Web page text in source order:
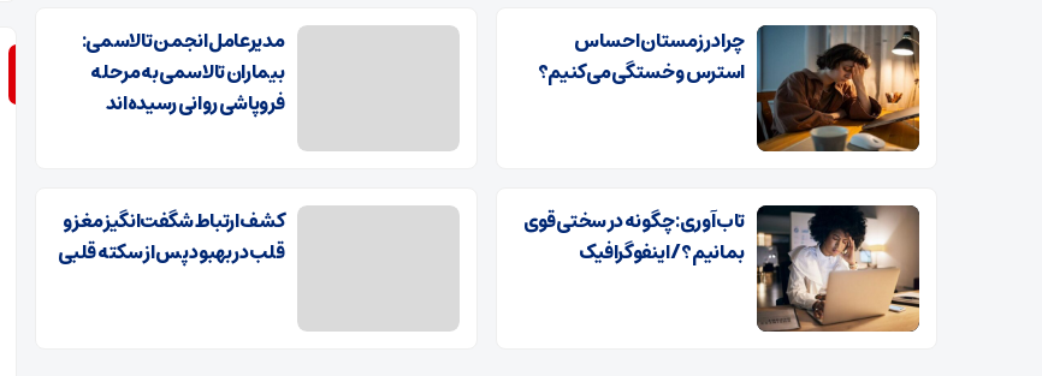
چرا در زمستان احساس
استرس و خستگی می‌کنیم؟
مدیرعامل انجمن تالاسمی:
بیماران تالاسمی به مرحله
فروپاشی روانی رسیده‌اند
تاب آوری: چگونه در سختی قوی
بمانیم؟ / اینفوگرافیک
کشف ارتباط شگفت‌انگیز مغز و
قلب در بهبود پس از سکته قلبی